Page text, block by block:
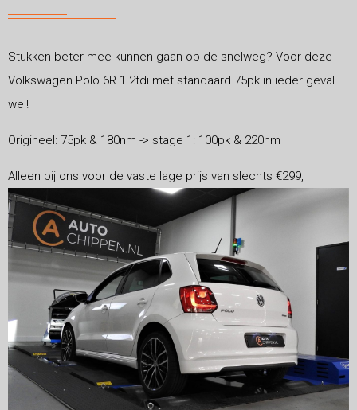
Stukken beter mee kunnen gaan op de snelweg? Voor deze
Volkswagen Polo 6R 1.2tdi met standaard 75pk in ieder geval
wel!
Origineel: 75pk & 180nm -> stage 1: 100pk & 220nm
Alleen bij ons voor de vaste lage prijs van slechts €299,